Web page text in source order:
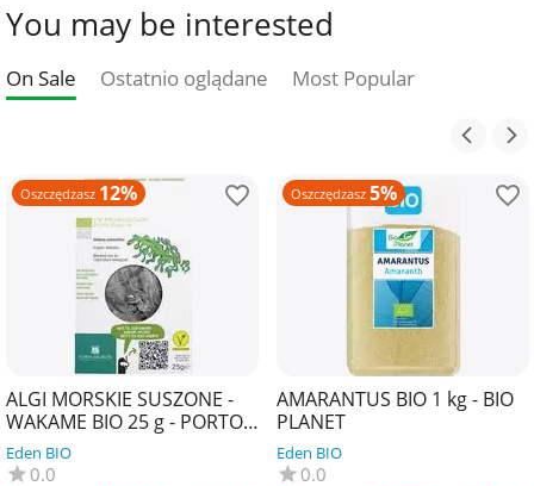
You may be interested
On Sale Ostatnio oglądane Most Popular
Oszczędzasz 12%
ALGI MORSKIE SUSZONE -
WAKAME BIO 25 g - PORTO
MUINOS
Eden BIO
0.0
Oszczędzasz 5%
AMARANTUS BIO 1 kg - BIO
PLANET
Eden BIO
0.0